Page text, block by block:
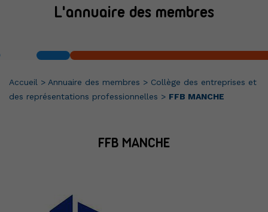
L'annuaire des membres
Accueil > Annuaire des membres > Collège des entreprises et
des représentations professionnelles > FFB MANCHE
FFB MANCHE